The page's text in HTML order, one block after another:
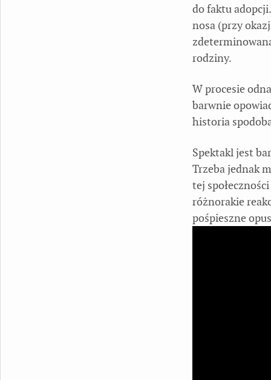
do faktu
nosa (przy
rodziny.
W procesie
barwnie
historia
Spektakl jest
Trzeba jednak
tej
różnorakie
pośpieszne